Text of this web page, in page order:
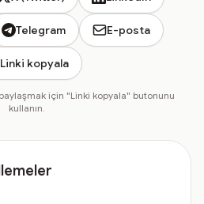
Telegram E-posta
Linki kopyala
için "Linki kopyala" butonunu
kullanın.